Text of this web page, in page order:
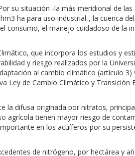
su situación -la más meridional de
ha para uso industrial-, la cuenca
consumo, el manejo cuidadoso de la
que incorpora los estudios y
y riesgo realizados por la
al cambio climático (artículo
Ley de Cambio Climático y
difusa originada por nitratos,
agrícola tienen mayor riesgo de
en los acuíferos por su
de nitrógeno, por hectárea y